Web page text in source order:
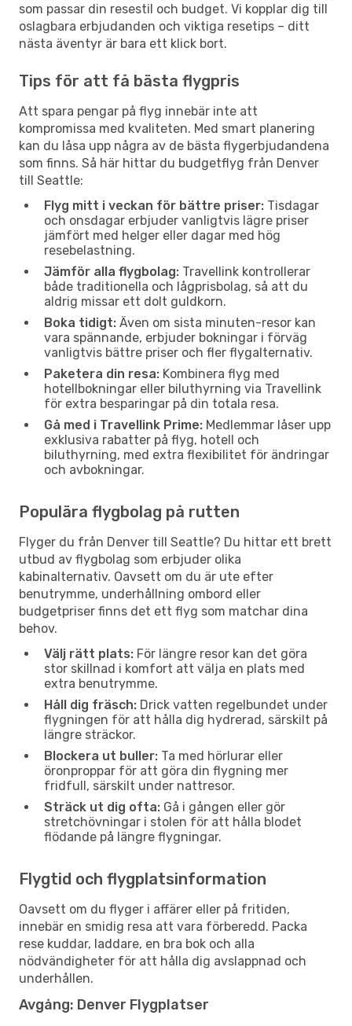
som passar din resestil och budget. Vi kopplar dig till
oslagbara erbjudanden och viktiga resetips – ditt
nästa äventyr är bara ett klick bort.
Tips för att få bästa flygpris
Att spara pengar på flyg innebär inte att
kompromissa med kvaliteten. Med smart planering
kan du låsa upp några av de bästa flygerbjudandena
som finns. Så här hittar du budgetflyg från Denver
till Seattle:
Flyg mitt i veckan för bättre priser: Tisdagar
och onsdagar erbjuder vanligtvis lägre priser
jämfört med helger eller dagar med hög
resebelastning.
Jämför alla flygbolag: Travellink kontrollerar
både traditionella och lågprisbolag, så att du
aldrig missar ett dolt guldkorn.
Boka tidigt: Även om sista minuten-resor kan
vara spännande, erbjuder bokningar i förväg
vanligtvis bättre priser och fler flygalternativ.
Paketera din resa: Kombinera flyg med
hotellbokningar eller biluthyrning via Travellink
för extra besparingar på din totala resa.
Gå med i Travellink Prime: Medlemmar låser upp
exklusiva rabatter på flyg, hotell och
biluthyrning, med extra flexibilitet för ändringar
och avbokningar.
Populära flygbolag på rutten
Flyger du från Denver till Seattle? Du hittar ett brett
utbud av flygbolag som erbjuder olika
kabinalternativ. Oavsett om du är ute efter
benutrymme, underhållning ombord eller
budgetpriser finns det ett flyg som matchar dina
behov.
Välj rätt plats: För längre resor kan det göra
stor skillnad i komfort att välja en plats med
extra benutrymme.
Håll dig fräsch: Drick vatten regelbundet under
flygningen för att hålla dig hydrerad, särskilt på
längre sträckor.
Blockera ut buller: Ta med hörlurar eller
öronproppar för att göra din flygning mer
fridfull, särskilt under nattresor.
Sträck ut dig ofta: Gå i gången eller gör
stretchövningar i stolen för att hålla blodet
flödande på längre flygningar.
Flygtid och flygplatsinformation
Oavsett om du flyger i affärer eller på fritiden,
innebär en smidig resa att vara förberedd. Packa
rese kuddar, laddare, en bra bok och alla
nödvändigheter för att hålla dig avslappnad och
underhållen.
Avgång: Denver Flygplatser